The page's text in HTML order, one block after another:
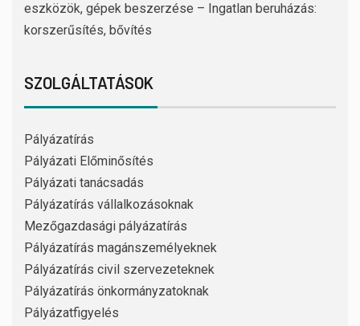
eszközök, gépek beszerzése – Ingatlan beruházás:
korszerűsítés, bővítés
SZOLGÁLTATÁSOK
Pályázatírás
Pályázati Előminősítés
Pályázati tanácsadás
Pályázatírás vállalkozásoknak
Mezőgazdasági pályázatírás
Pályázatírás magánszemélyeknek
Pályázatírás civil szervezeteknek
Pályázatírás önkormányzatoknak
Pályázatfigyelés